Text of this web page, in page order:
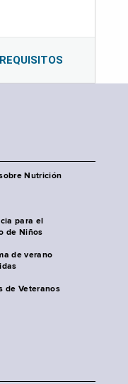
Nutrición
para el
de Niños
de verano
de Veteranos